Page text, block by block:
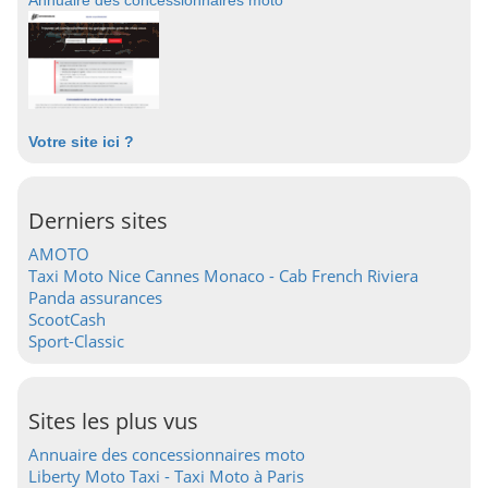
Votre site ici ?
Derniers sites
AMOTO
Taxi Moto Nice Cannes Monaco - Cab French Riviera
Panda assurances
ScootCash
Sport-Classic
Sites les plus vus
Annuaire des concessionnaires moto
Liberty Moto Taxi - Taxi Moto à Paris